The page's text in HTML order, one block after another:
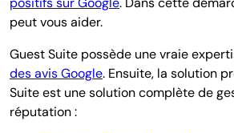
peut vous aider.
Guest Suite possède une vraie
des avis Google. Ensuite, la solution
Suite est une solution complète de
réputation :